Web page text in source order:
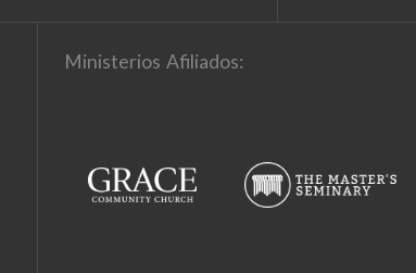
Ministerios Afiliados: